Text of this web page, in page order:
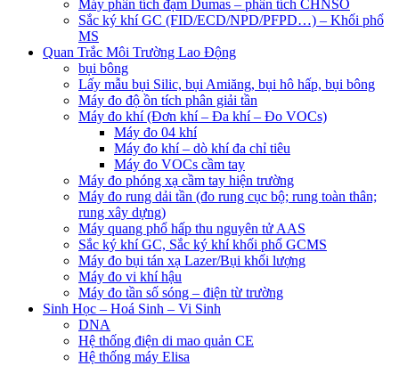
Máy phân tích đạm Dumas – phân tích CHNSO
Sắc ký khí GC (FID/ECD/NPD/PFPD…) – Khối phổ
MS
Quan Trắc Môi Trường Lao Động
bụi bông
Lấy mẫu bụi Silic, bụi Amiăng, bụi hô hấp, bụi bông
Máy đo độ ồn tích phân giải tần
Máy đo khí (Đơn khí – Đa khí – Đo VOCs)
Máy đo 04 khí
Máy đo khí – dò khí đa chỉ tiêu
Máy đo VOCs cầm tay
Máy đo phóng xạ cầm tay hiện trường
Máy đo rung dải tần (đo rung cục bộ; rung toàn thân;
rung xây dựng)
Máy quang phổ hấp thu nguyên tử AAS
Sắc ký khí GC, Sắc ký khí khối phổ GCMS
Máy đo bụi tán xạ Lazer/Bụi khối lượng
Máy đo vi khí hậu
Máy đo tần số sóng – điện từ trường
Sinh Học – Hoá Sinh – Vi Sinh
DNA
Hệ thống điện di mao quản CE
Hệ thống máy Elisa